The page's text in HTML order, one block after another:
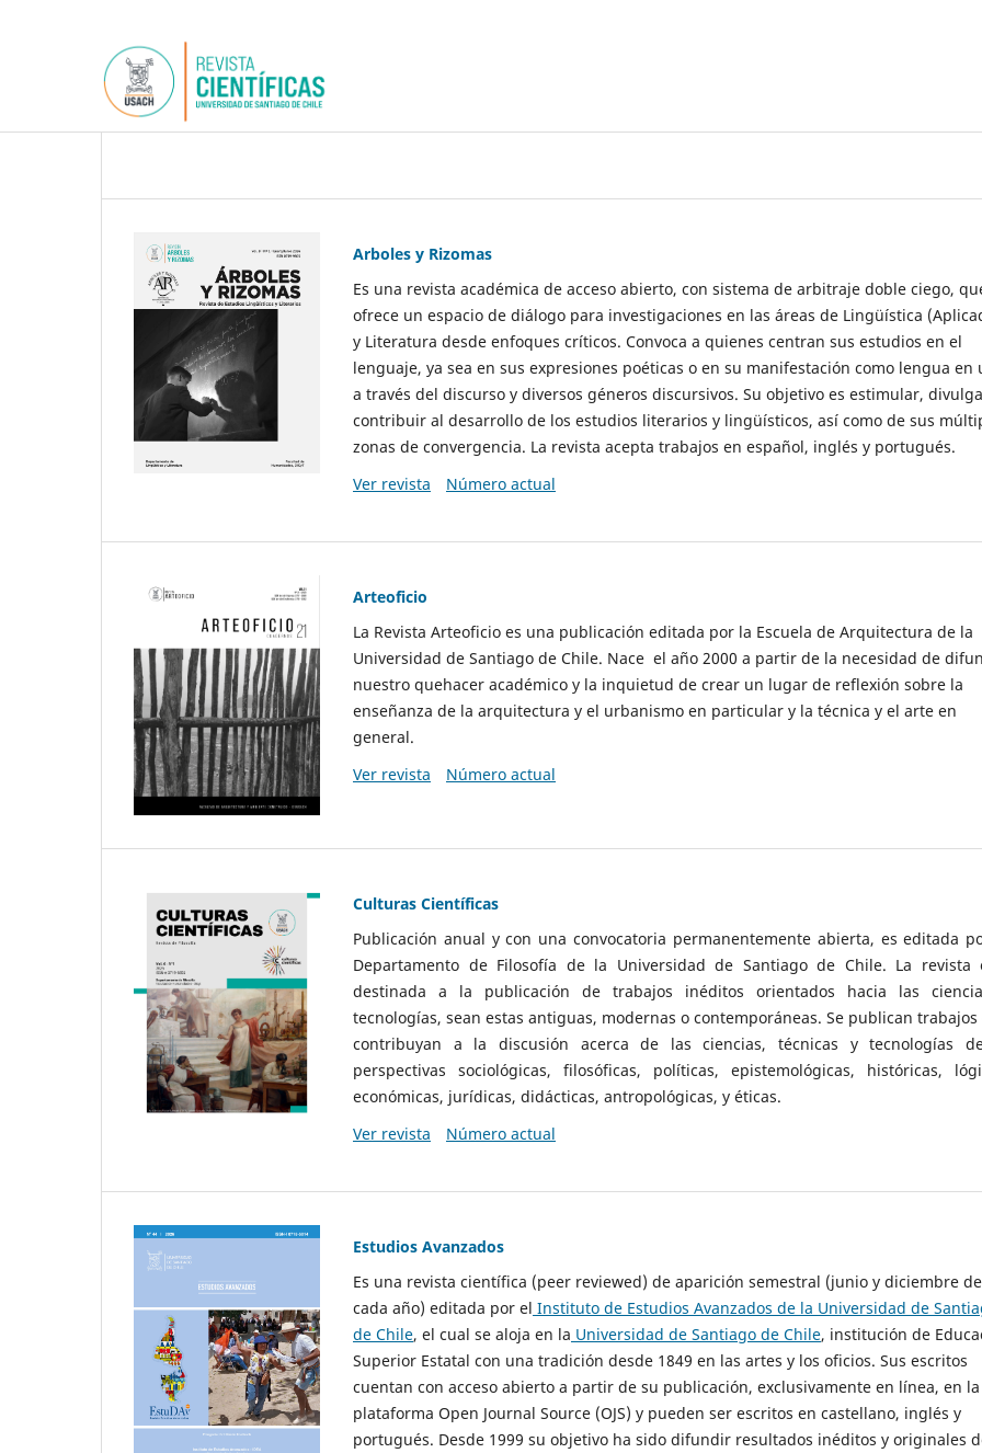
Arboles y Rizomas
Es una revista académica de acceso abierto, con sistema de arbitraje doble ciego,
ofrece un espacio de diálogo para investigaciones en las áreas de Lingüística
y Literatura desde enfoques críticos. Convoca a quienes centran sus estudios en el
lenguaje, ya sea en sus expresiones poéticas o en su manifestación como lengua en
a través del discurso y diversos géneros discursivos. Su objetivo es estimular,
contribuir al desarrollo de los estudios literarios y lingüísticos, así como de sus
zonas de convergencia. La revista acepta trabajos en español, inglés y portugués.
Ver revista
Número actual
Arteoficio
La Revista Arteoficio es una publicación editada por la Escuela de Arquitectura de la
Universidad de Santiago de Chile. Nace el año 2000 a partir de la necesidad de
nuestro quehacer académico y la inquietud de crear un lugar de reflexión sobre la
enseñanza de la arquitectura y el urbanismo en particular y la técnica y el arte en
general.
Ver revista
Número actual
Culturas Científicas
Publicación anual y con una convocatoria permanentemente abierta, es editada
Departamento de Filosofía de la Universidad de Santiago de Chile. La revista
destinada a la publicación de trabajos inéditos orientados hacia las
tecnologías, sean estas antiguas, modernas o contemporáneas. Se publican
contribuyan a la discusión acerca de las ciencias, técnicas y tecnologías
perspectivas sociológicas, filosóficas, políticas, epistemológicas, históricas,
económicas, jurídicas, didácticas, antropológicas, y éticas.
Ver revista
Número actual
Estudios Avanzados
Es una revista científica (peer reviewed) de aparición semestral (junio y diciembre de
cada año) editada por el Instituto de Estudios Avanzados de la Universidad de
de Chile, el cual se aloja en la Universidad de Santiago de Chile, institución de
Superior Estatal con una tradición desde 1849 en las artes y los oficios. Sus escritos
cuentan con acceso abierto a partir de su publicación, exclusivamente en línea, en la
plataforma Open Journal Source (OJS) y pueden ser escritos en castellano, inglés y
portugués. Desde 1999 su objetivo ha sido difundir resultados inéditos y originales